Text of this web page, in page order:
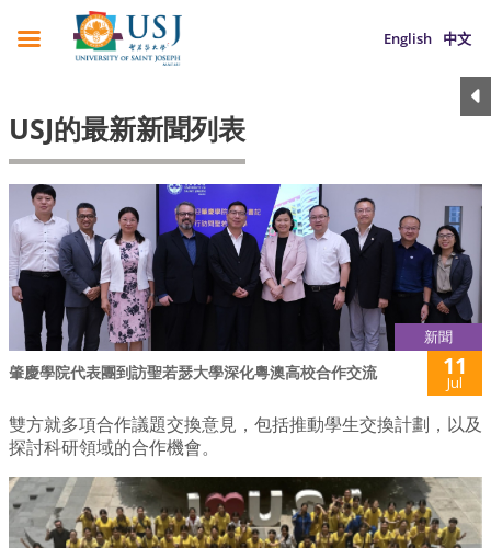
English 中文
USJ的最新新聞列表
新聞
肇慶學院代表團到訪聖若瑟大學深化粵澳高校合作交流 11
Jul
雙方就多項合作議題交換意見，包括推動學生交換計劃，以及
探討科研領域的合作機會。